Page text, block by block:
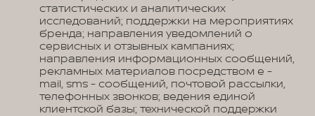
статистических и аналитических
исследований; поддержки на мероприятиях
бренда; направления уведомлений о
сервисных и отзывных кампаниях;
направления информационных сообщений,
рекламных материалов посредством e -
mail, sms - сообщений, почтовой рассылки,
телефонных звонков; ведения единой
клиентской базы; технической поддержки